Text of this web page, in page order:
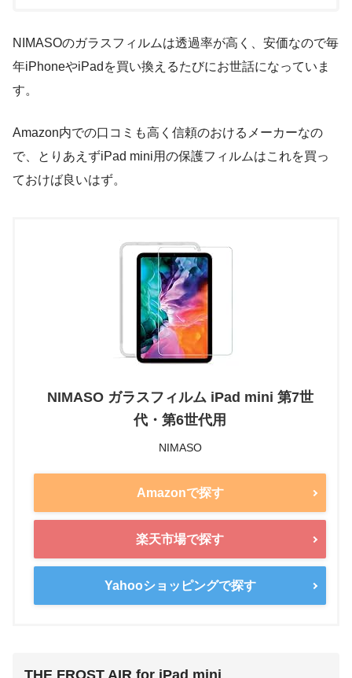
NIMASOのガラスフィルムは透過率が高く、安価なので毎
年iPhoneやiPadを買い換えるたびにお世話になっていま
す。
Amazon内での口コミも高く信頼のおけるメーカーなの
で、とりあえずiPad mini用の保護フィルムはこれを買っ
ておけば良いはず。
NIMASO ガラスフィルム iPad mini 第7世
代・第6世代用
NIMASO
Amazonで探す
楽天市場で探す
Yahooショッピングで探す
THE FROST AIR for iPad mini